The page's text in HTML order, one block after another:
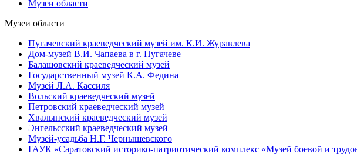
Музеи области
Музеи области
Пугачевский краеведческий музей им. К.И. Журавлева
Дом-музей В.И. Чапаева в г. Пугачеве
Балашовский краеведческий музей
Государственный музей К.А. Федина
Музей Л.А. Кассиля
Вольский краеведческий музей
Петровский краеведческий музей
Хвалынский краеведческий музей
Энгельсский краеведческий музей
Музей-усадьба Н.Г. Чернышевского
ГАУК «Саратовский историко-патриотический комплекс «Музей боевой и